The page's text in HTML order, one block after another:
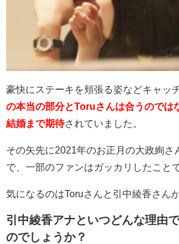
豪快にステーキを頬張る姿などキャッ
の本当の部分とToruさんは合うのでは
結婚まで期待されていました。
その矢先に2021年のお正月の大政絢さ
で、一部のファンはガッカリしたこと
気になるのはToruさんと引中綾香さん
引中綾香アナといつどんな理由
のでしょうか？